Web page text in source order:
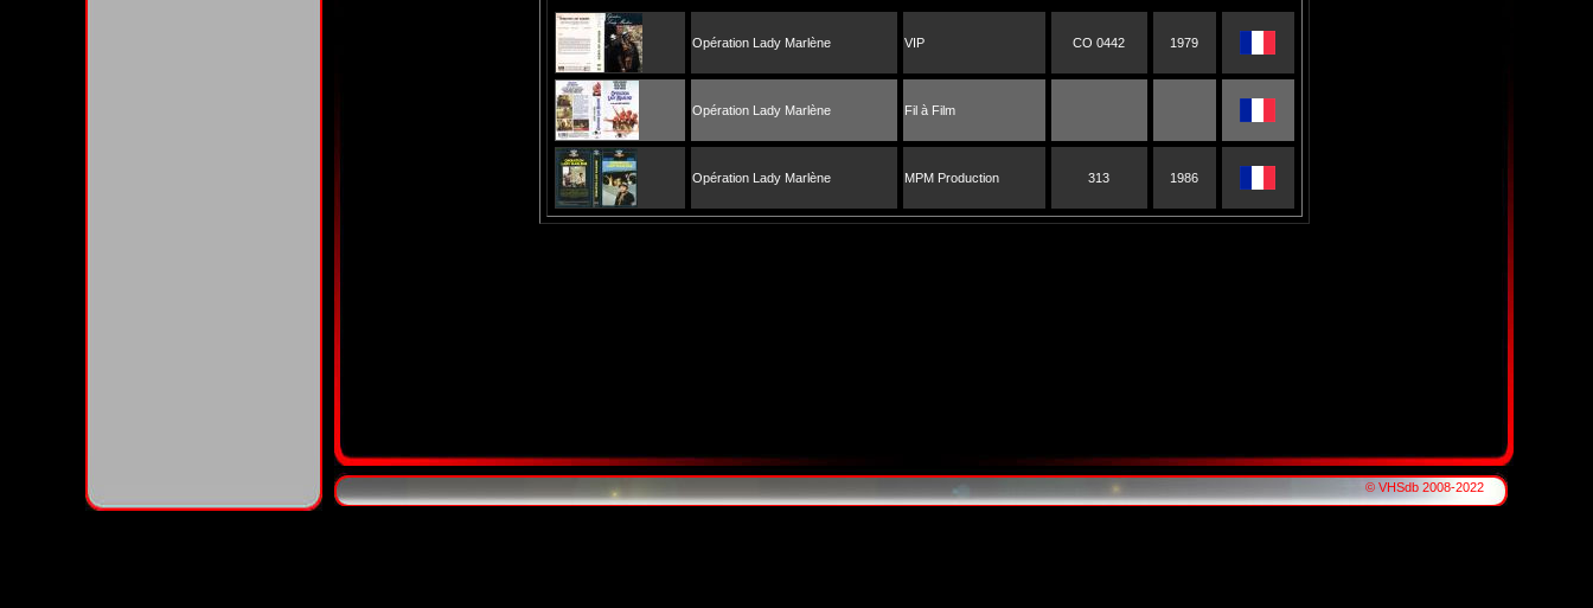
Opération Lady Marlène VIP CO 0442 1979
Opération Lady Marlène Fil à Film
Opération Lady Marlène MPM Production 313 1986
© VHSdb 2008-2022